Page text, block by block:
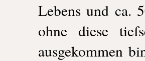
Lebens und ca.
ohne diese
ausgekommen